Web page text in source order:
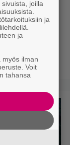
–
joilla
ja
ja
myös ilman
Voit
tahansa